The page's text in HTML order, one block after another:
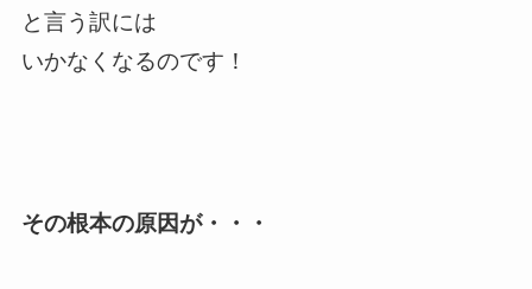
と言う訳には
いかなくなるのです！
その根本の原因が・・・